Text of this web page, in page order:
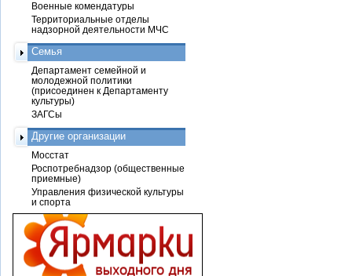
Военные комендатуры
Территориальные отделы
надзорной деятельности МЧС
Семья
Департамент семейной и
молодежной политики
(присоединен к Департаменту
культуры)
ЗАГСы
Другие организации
Мосстат
Роспотребнадзор (общественные
приемные)
Управления физической культуры
и спорта